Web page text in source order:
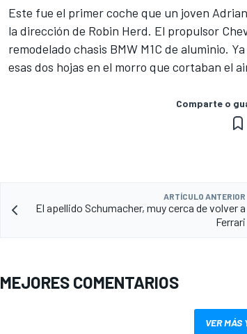
Este fue el primer coche que un joven
la dirección de Robin Herd. El propulsor
remodelado chasis BMW M1C de aluminio.
esas dos hojas en el morro que cortaban el
Comparte o
ARTÍCULO ANTERIOR
El apellido Schumacher, muy cerca de volver a
Ferrari
MEJORES COMENTARIOS
VER MÁS